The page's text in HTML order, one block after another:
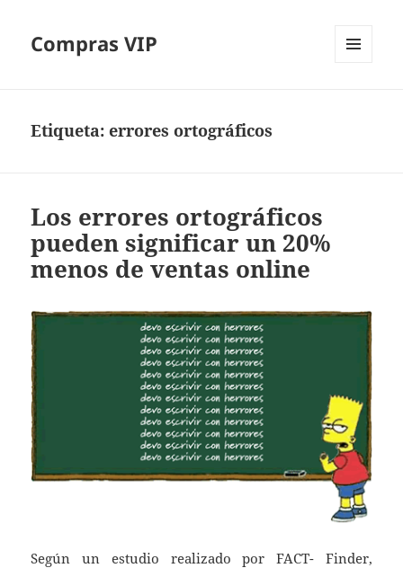
Compras VIP
Etiqueta:errores ortográficos
Los errores ortográficos
pueden significar un 20%
menos de ventas online
Según un estudio realizado por FACT- Finder,